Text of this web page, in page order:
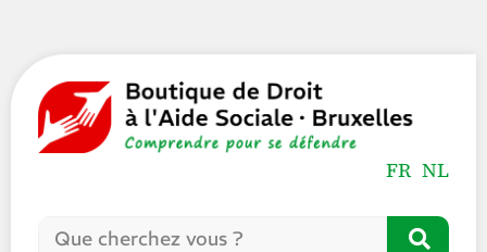
FR NL